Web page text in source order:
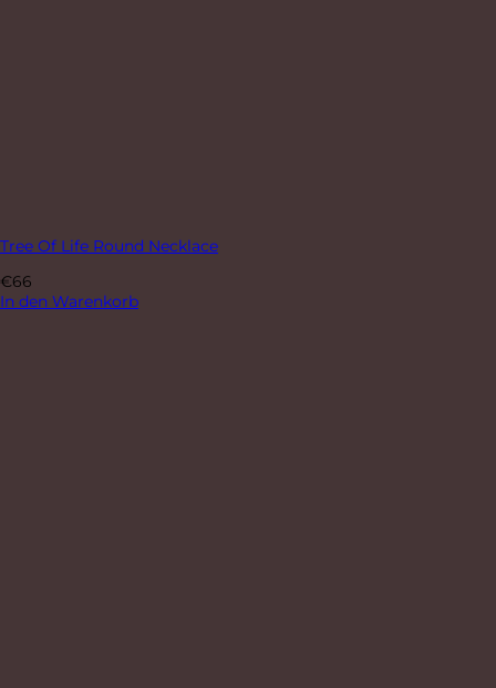
Tree Of Life Round Necklace
€66
In den Warenkorb